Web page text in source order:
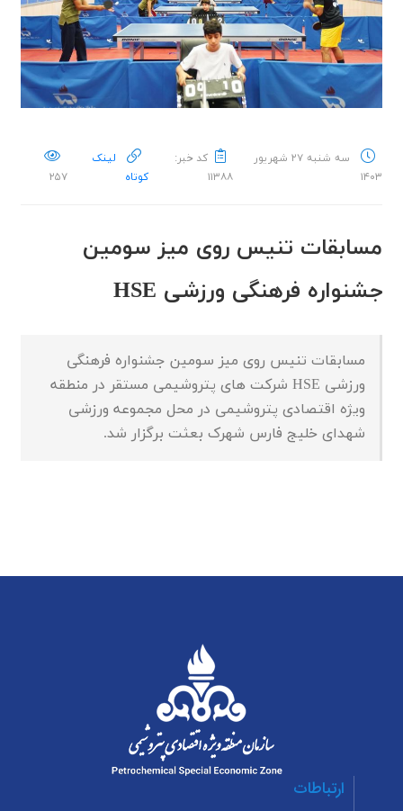
سه شنبه ۲۷ شهریور
۱۴۰۳
کد خبر:
۱۱۳۸۸
لینک
کوتاه
۲۵۷
مسابقات تنیس روی میز سومین
جشنواره فرهنگی ورزشی HSE
مسابقات تنیس روی میز سومین جشنواره فرهنگی
ورزشی HSE شرکت های پتروشیمی مستقر در منطقه
ویژه اقتصادی پتروشیمی در محل مجموعه ورزشی
شهدای خلیج فارس شهرک بعثت برگزار شد.
ارتباطات